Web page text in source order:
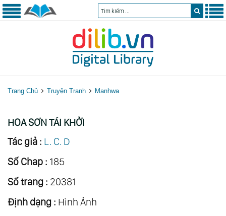
Trang Chủ Truyện Tranh Manhwa
HOA SƠN TÁI KHỞI
Tác giả : L. C. D
Số Chap : 185
Số trang : 20381
Định dạng : Hình Ảnh